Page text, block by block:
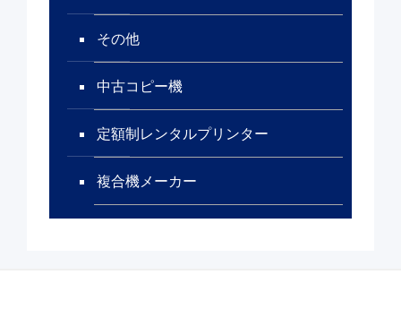
その他
中古コピー機
定額制レンタルプリンター
複合機メーカー